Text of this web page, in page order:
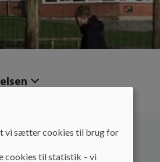
vi sætter cookies til brug for
cookies til statistik – vi